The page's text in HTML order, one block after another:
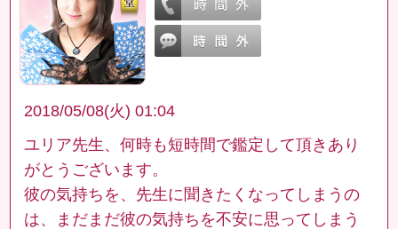
2018/05/08(火) 01:04
ユリア先生、何時も短時間で鑑定して頂きあり
がとうございます。
彼の気持ちを、先生に聞きたくなってしまうの
は、まだまだ彼の気持ちを不安に思ってしまう